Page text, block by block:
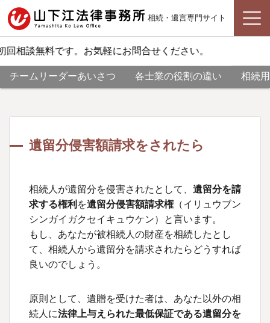
相続・遺言専門サイト
相談無料です。お気軽にお問合せください。
チームリーダーあいさつ 各士業の役割の違い 相続
遺留分侵害額請求をされたら
相続人が遺留分を侵害されたとして、 遺留分を請
求する権利 を遺留分侵害額請求権（イリュウブン
シンガイガクセイキュウケン）と言います。
もし、あなたが被相続人の財産を相続したとし
て、相続人から遺留分を請求されたらどうすれば
良いのでしょう。
原則として、遺贈を受けた者は、あなた以外の相
続人に法律上与えられた最低保証である遺留分を